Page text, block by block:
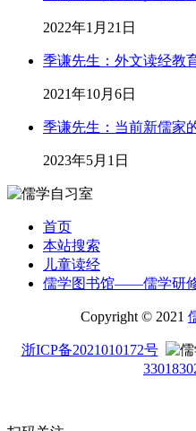
2022年1月21日
季谦先生：外文读经教
2021年10月6日
季谦先生：当前新儒家
2023年5月1日
首页
本站搜索
儿童读经
儒学图书馆——儒学研
Copyright © 2021
浙ICP备2021010172号